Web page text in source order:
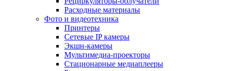
Расходные материалы
Фото и видеотехника
Принтеры
Сетевые IP камеры
Экшн-камеры
Мультимедиа-проекторы
Стационарные медиаплееры